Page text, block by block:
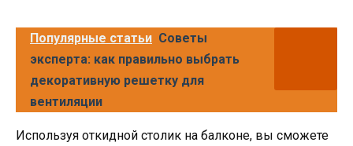
Популярные статьи Советы
эксперта: как правильно выбрать
декоративную решетку для
вентиляции
Используя откидной столик на балконе, вы сможете